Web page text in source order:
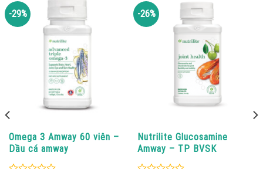
-29%
Omega 3 Amway 60 viên –
Dầu cá amway
-26%
Nutrilite Glucosamine
Amway – TP BVSK